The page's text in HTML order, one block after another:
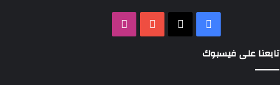
فيسبوك ‫YouTube
تابعنا على فيسبوك